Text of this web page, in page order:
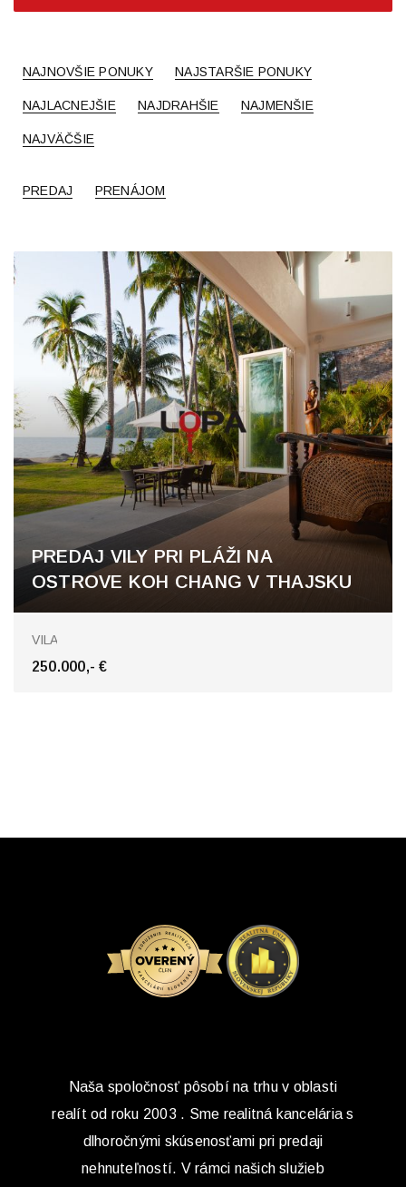
NAJNOVŠIE PONUKY NAJSTARŠIE PONUKY
NAJLACNEJŠIE NAJDRAHŠIE NAJMENŠIE
NAJVÄČŠIE
PREDAJ PRENÁJOM
PREDAJ VILY PRI PLÁŽI NA
OSTROVE KOH CHANG V THAJSKU
VILA
250.000,- €
Naša spoločnosť pôsobí na trhu v oblasti
realít od roku 2003 . Sme realitná kancelária s
dlhoročnými skúsenosťami pri predaji
nehnuteľností. V rámci našich služieb